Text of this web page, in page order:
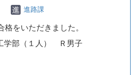
進路課
をいただきました。
（１人） Ｒ男子